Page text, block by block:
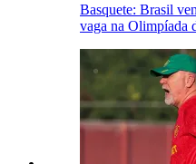
Basquete: Brasil
vaga na Olimpíada